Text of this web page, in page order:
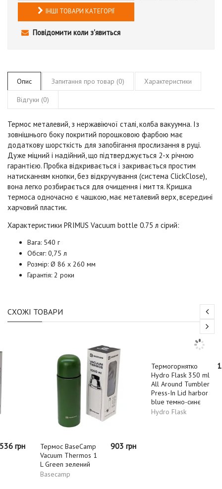
ІНШІ ТОВАРИ КАТЕГОРІЇ
Повідомити коли з'явиться
Опис Запитання про товар (0) Характеристики
Відгуки (0)
Термос металевий, з нержавіючої сталі, колба вакуумна. Із
зовнішнього боку покритий порошковою фарбою має
додаткову шорсткість для запобігання прослизання в руці.
Дуже міцний і надійний, що підтверджується 2-х річною
гарантією. Пробка відкривається і закривається простим
натисканням кнопки, без відкручування (система ClickClose),
вона легко розбирається для очищення і миття. Кришка
термоса одночасно є чашкою, має металевий верх, всередині
харчовий пластик.
Характеристики PRIMUS Vacuum bottle 0.75 л сірий:
Вага: 540 г
Обсяг: 0,75 л
Розмір: Ø 86 x 260 мм
Гарантія: 2 роки
СХОЖІ ТОВАРИ
Термос BaseCamp
Vacuum Thermos 1
L Green зелений
Basecamp
903 грн
Термогорнятко